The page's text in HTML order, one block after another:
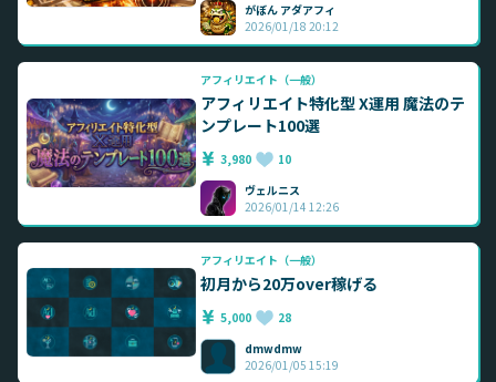
がぼん アダアフィ
2026/01/18 20:12
アフィリエイト（一般）
アフィリエイト特化型 X運用 魔法のテ
ンプレート100選
3,980
10
ヴェルニス
2026/01/14 12:26
アフィリエイト（一般）
初月から20万over稼げる
5,000
28
dmwdmw
2026/01/05 15:19